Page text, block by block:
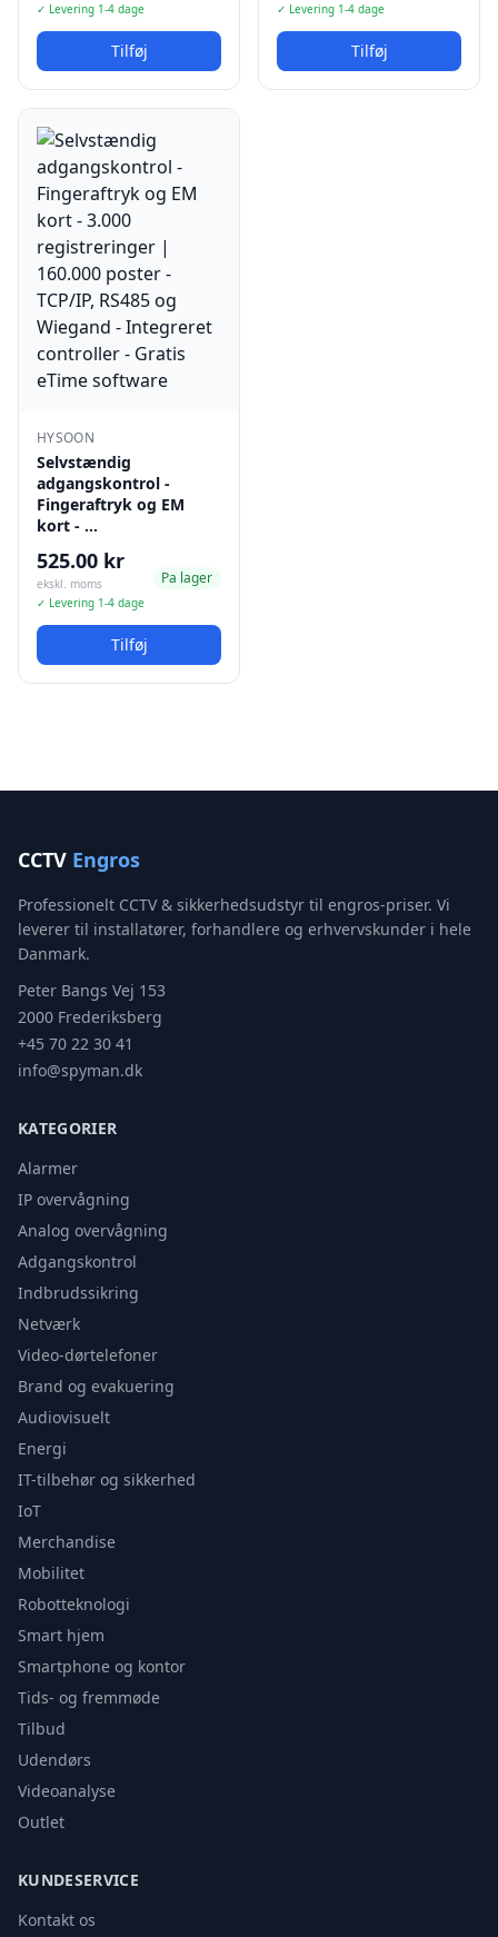
✓ Levering 1-4 dage
Tilføj
✓ Levering 1-4 dage
Tilføj
HYSOON
Selvstændig
adgangskontrol -
Fingeraftryk og EM
kort - …
525.00 kr
ekskl. moms
✓ Levering 1-4 dage
Pa lager
Tilføj
CCTV Engros
Professionelt CCTV & sikkerhedsudstyr til engros-priser. Vi
leverer til installatører, forhandlere og erhvervskunder i hele
Danmark.
Peter Bangs Vej 153
2000 Frederiksberg
+45 70 22 30 41
info@spyman.dk
KATEGORIER
Alarmer
IP overvågning
Analog overvågning
Adgangskontrol
Indbrudssikring
Netværk
Video-dørtelefoner
Brand og evakuering
Audiovisuelt
Energi
IT-tilbehør og sikkerhed
IoT
Merchandise
Mobilitet
Robotteknologi
Smart hjem
Smartphone og kontor
Tids- og fremmøde
Tilbud
Udendørs
Videoanalyse
Outlet
KUNDESERVICE
Kontakt os